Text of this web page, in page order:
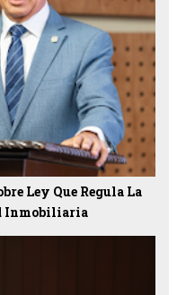
Ley Que Regula La
Inmobiliaria